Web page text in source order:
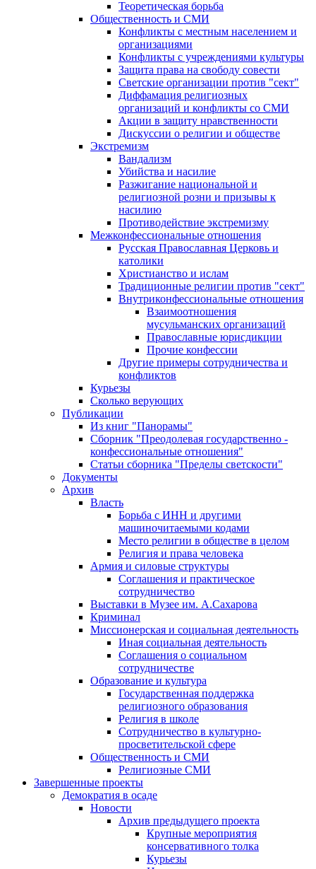
Теоретическая борьба
Общественность и СМИ
Конфликты с местным населением и
организациями
Конфликты с учреждениями культуры
Защита права на свободу совести
Светские организации против "сект"
Диффамация религиозных
организаций и конфликты со СМИ
Акции в защиту нравственности
Дискуссии о религии и обществе
Экстремизм
Вандализм
Убийства и насилие
Разжигание национальной и
религиозной розни и призывы к
насилию
Противодействие экстремизму
Межконфессиональные отношения
Русская Православная Церковь и
католики
Христианство и ислам
Традиционные религии против "сект"
Внутриконфессиональные отношения
Взаимоотношения
мусульманских организаций
Православные юрисдикции
Прочие конфессии
Другие примеры сотрудничества и
конфликтов
Курьезы
Сколько верующих
Публикации
Из книг "Панорамы"
Сборник "Преодолевая государственно -
конфессиональные отношения"
Статьи сборника "Пределы светскости"
Документы
Архив
Власть
Борьба с ИНН и другими
машиночитаемыми кодами
Место религии в обществе в целом
Религия и права человека
Армия и силовые структуры
Соглашения и практическое
сотрудничество
Выставки в Музее им. А.Сахарова
Криминал
Миссионерская и социальная деятельность
Иная социальная деятельность
Соглашения о социальном
сотрудничестве
Образование и культура
Государственная поддержка
религиозного образования
Религия в школе
Сотрудничество в культурно-
просветительской сфере
Общественность и СМИ
Религиозные СМИ
Завершенные проекты
Демократия в осаде
Новости
Архив предыдущего проекта
Крупные мероприятия
консервативного толка
Курьезы